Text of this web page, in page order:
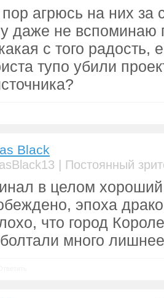
агрюсь на них за
даже не вспоминаю
с того радость,
тупо убили
Black
| Постоянный
в целом
эпоха
что город
много